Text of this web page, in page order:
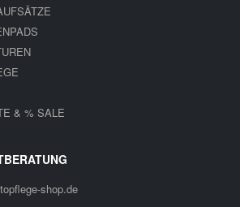
& % SALE
shop.de